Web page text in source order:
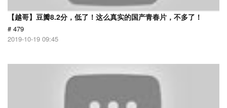
【越哥】豆瓣8.2分，低了！这么真实的国产青春片，不多了！
# 479
2019-10-19 09:45